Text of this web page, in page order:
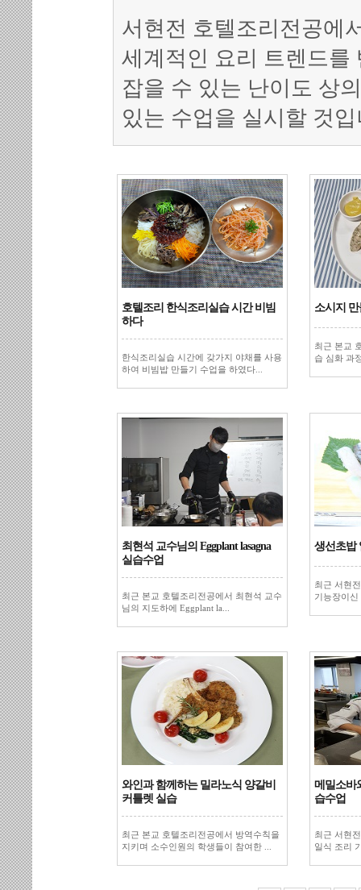
서현전 호텔조리전공에
세계적인 요리 트렌드를
잡을 수 있는 난이도 상
있는 수업을 실시할 것
호텔조리 한식조리실습 시간 비빔
하다
한식조리실습 시간에 갖가지 야채를 사용
하여 비빔밥 만들기 수업을 하였다...
소시지
최근 본교
습 심화 과
최현석 교수님의 Eggplant lasagna
실습수업
최근 본교 호텔조리전공에서 최현석 교수
님의 지도하에 Eggplant la...
생선초밥
최근 서현
기능장이
와인과 함께하는 밀라노식 양갈비
커틀렛 실습
최근 본교 호텔조리전공에서 방역수칙을
지키며 소수인원의 학생들이 참여한 ...
메밀소바
습수업
최근 서현
일식 조리